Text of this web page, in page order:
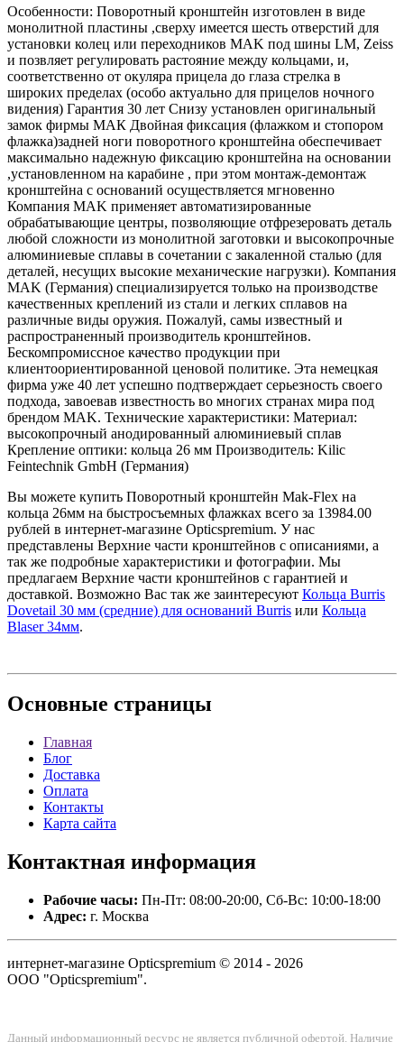
Особенности: Поворотный кронштейн изготовлен в виде
монолитной пластины ,сверху имеется шесть отверстий для
установки колец или переходников MAK под шины LM, Zeiss
и позвляет регулировать растояние между кольцами, и,
соответственно от окуляра прицела до глаза стрелка в
широких пределах (особо актуально для прицелов ночного
видения) Гарантия 30 лет Cнизу установлен оригинальный
замок фирмы МАК Двойная фиксация (флажком и стопором
флажка)задней ноги поворотного кронштейна обеспечивает
максимально надежную фиксацию кронштейна на основании
,установленном на карабине , при этом монтаж-демонтаж
кронштейна с оснований осуществляется мгновенно
Компания MAK применяет автоматизированные
обрабатывающие центры, позволяющие отфрезеровать деталь
любой сложности из монолитной заготовки и высокопрочные
алюминиевые сплавы в сочетании с закаленной сталью (для
деталей, несущих высокие механические нагрузки). Компания
MAK (Германия) специализируется только на производстве
качественных креплений из стали и легких сплавов на
различные виды оружия. Пожалуй, самы известный и
распространенный производитель кронштейнов.
Бескомпромиссное качество продукции при
клиентоориентированной ценовой политике. Эта немецкая
фирма уже 40 лет успешно подтверждает серьезность своего
подхода, завоевав известность во многих странах мира под
брендом MAK. Технические характеристики: Материал:
высокопрочный анодированный алюминиевый сплав
Крепление оптики: кольца 26 мм Производитель: Kilic
Feintechnik GmbH (Германия)
Вы можете купить Поворотный кронштейн Mak-Flex на
кольца 26мм на быстросъемных флажках всего за 13984.00
рублей в интернет-магазине Opticspremium. У нас
представлены Верхние части кронштейнов с описаниями, а
так же подробные характеристики и фотографии. Мы
предлагаем Верхние части кронштейнов с гарантией и
доставкой. Возможно Вас так же заинтересуют Кольца Burris
Dovetail 30 мм (средние) для оснований Burris или Кольца
Blaser 34мм.
Основные страницы
Главная
Блог
Доставка
Оплата
Контакты
Карта сайта
Контактная информация
Рабочие часы: Пн-Пт: 08:00-20:00, Сб-Вс: 10:00-18:00
Адрес: г. Москва
интернет-магазине Opticspremium © 2014 - 2026
ООО "Opticspremium".
Данный информационный ресурс не является публичной офертой. Наличие